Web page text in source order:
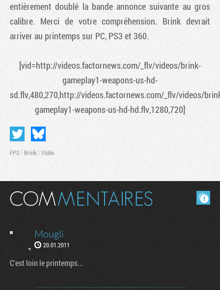
entièrement doublé la bande annonce suivante au gros
calibre. Merci de votre compréhension. Brink devrait
arriver au printemps sur PC, PS3 et 360.
[vid=http://videos.factornews.com/_flv/videos/brink-
gameplay1-weapons-us-hd-
sd.flv,480,270,http://videos.factornews.com/_flv/videos/
gameplay1-weapons-us-hd-hd.flv,1280,720]
FPS Brink Vidéo
Masquer les commentaires lus.
Mougli
20.01.2011
C'est loin le printemps...